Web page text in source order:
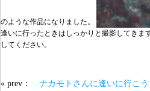
のような作品になりました。
逢いに行ったときはしっかりと撮影してきま
してください。
« prev： ナカモトさんに逢いに行こう